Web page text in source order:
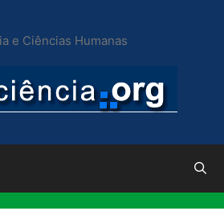
e Ciências Humanas